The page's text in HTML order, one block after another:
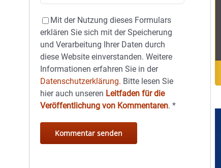
Mit der Nutzung dieses Formulars
erklären Sie sich mit der Speicherung
und Verarbeitung Ihrer Daten durch
diese Website einverstanden. Weitere
Informationen erfahren Sie in der
Datenschutzerklärung. Bitte lesen Sie
hier auch unseren Leitfaden für die
Veröffentlichung von Kommentaren.*